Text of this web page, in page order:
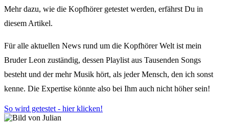
Mehr dazu, wie die Kopfhörer getestet werden, erfährst Du in
diesem Artikel.
Für alle aktuellen News rund um die Kopfhörer Welt ist mein
Bruder Leon zuständig, dessen Playlist aus Tausenden Songs
besteht und der mehr Musik hört, als jeder Mensch, den ich sonst
kenne. Die Expertise könnte also bei Ihm auch nicht höher sein!
So wird getestet - hier klicken!